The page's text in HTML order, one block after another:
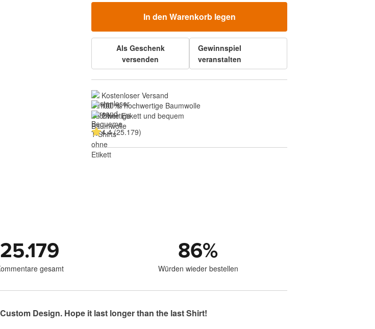
In den Warenkorb legen
Als Geschenk
versenden
Gewinnspiel
veranstalten
Kostenloser Versand
100 % hochwertige Baumwolle
Ohne Etikett und bequem
4.4 (25.179)
25.179
gesamt
86%
Würden wieder bestellen
Design. Hope it last longer than the last Shirt!